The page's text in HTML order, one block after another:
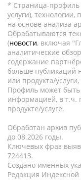
* Страница-профиль
услуги),
на основе анализа
Обрабатываются
(новости, включая
аналитические
содержание
больше публикаций
или продукта/
Профиль может
информацией, в т.ч.
продукте/услуге.
Обработан архив
до 08.2026 годы.
Ключевых фраз
724413.
Создано именных
Редакция Индексной